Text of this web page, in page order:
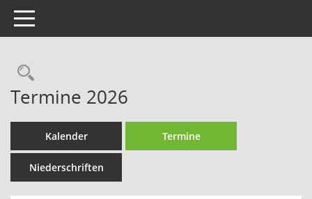
Toggle navigation
Rechercheauswahl
Termine 2026
Kalender Termine
Niederschriften